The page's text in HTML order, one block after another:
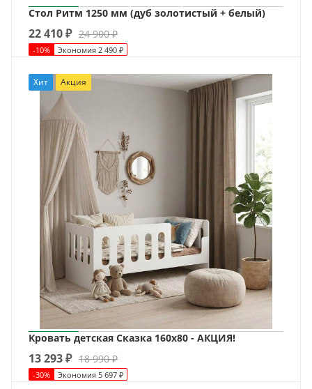
Стол Ритм 1250 мм (дуб золотистый + белый)
22 410₽ 24 900₽
-10% Экономия 2 490 ₽
Хит Акция
Кровать детская Сказка 160х80 - АКЦИЯ!
13 293₽ 18 990₽
-30% Экономия 5 697 ₽